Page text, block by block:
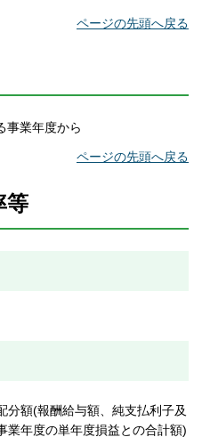
ページの先頭へ戻る
事業年度から
ページの先頭へ戻る
等
分額(報酬給与額、純支払利子及
業年度の単年度損益との合計額)